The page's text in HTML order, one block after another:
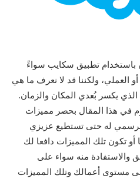
باستخدام تطبيق سكايب سواءً
ولكننا قد لا نعرف ما هي
الذي يكسر بُعدي المكان والزمان.
في هذا المقال بحصر مميزات
له حتى تستطيع عزيزي
أو تكون تلك المميزات دافعا لك
والاستفادة منه سواء على
مستوى أعمالك وتلك المميزات